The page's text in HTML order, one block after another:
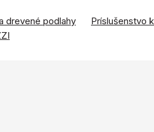
drevené podlahy
Príslušenstvo